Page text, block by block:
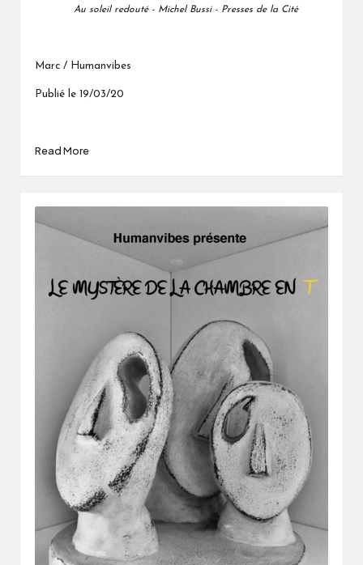
Au soleil redouté - Michel Bussi - Presses de la Cité
Marc / Humanvibes
Publié le 19/03/20
Read More